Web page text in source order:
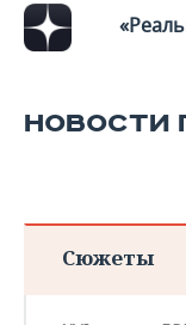
НОВОСТИ
Сюжеты